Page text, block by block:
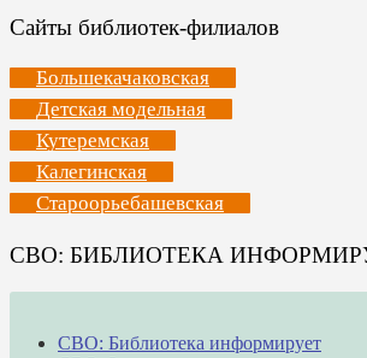
Сайты библиотек-филиалов
Большекачаковская
Детская модельная
Кутеремская
Калегинская
Староорьебашевская
СВО: БИБЛИОТЕКА
СВО: Библиотека информирует